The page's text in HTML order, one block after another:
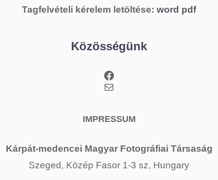
Tagfelvételi kérelem letöltése: word pdf
Közösségünk
Facebook
Mail
IMPRESSUM
Kárpát-medencei Magyar Fotográfiai Társaság
Szeged, Közép Fasor 1-3 sz, Hungary